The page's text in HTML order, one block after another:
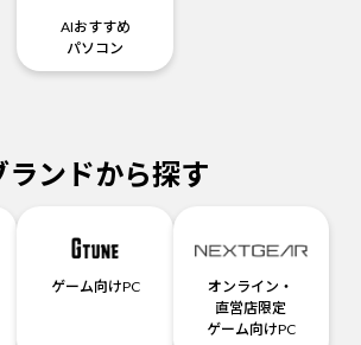
AIおすすめ
パソコン
ランドから探す
ゲーム向けPC
オンライン・
直営店限定
ゲーム向けPC